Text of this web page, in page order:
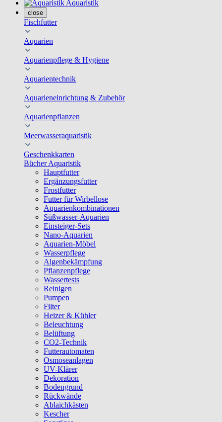
Aquaristik
close
Fischfutter
Aquarien
Aquarienpflege & Hygiene
Aquarientechnik
Aquarieneinrichtung & Zubehör
Aquarienpflanzen
Meerwasseraquaristik
Geschenkkarten
Bücher Aquaristik
Hauptfutter
Ergänzungsfutter
Frostfutter
Futter für Wirbellose
Aquarienkombinationen
Süßwasser-Aquarien
Einsteiger-Sets
Nano-Aquarien
Aquarien-Möbel
Wasserpflege
Algenbekämpfung
Pflanzenpflege
Wassertests
Reinigen
Pumpen
Filter
Heizer & Kühler
Beleuchtung
Belüftung
CO2-Technik
Futterautomaten
Osmoseanlagen
UV-Klärer
Dekoration
Bodengrund
Rückwände
Ablaichkästen
Kescher